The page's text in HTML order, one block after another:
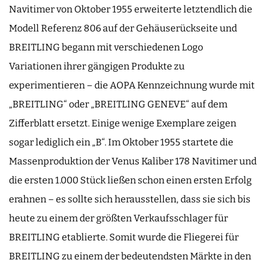
Navitimer von Oktober 1955 erweiterte letztendlich die
Modell Referenz 806 auf der Gehäuserückseite und
BREITLING begann mit verschiedenen Logo
Variationen ihrer gängigen Produkte zu
experimentieren – die AOPA Kennzeichnung wurde mit
„BREITLING“ oder „BREITLING GENEVE“ auf dem
Zifferblatt ersetzt. Einige wenige Exemplare zeigen
sogar lediglich ein „B“. Im Oktober 1955 startete die
Massenproduktion der Venus Kaliber 178 Navitimer und
die ersten 1.000 Stück ließen schon einen ersten Erfolg
erahnen – es sollte sich herausstellen, dass sie sich bis
heute zu einem der größten Verkaufsschlager für
BREITLING etablierte. Somit wurde die Fliegerei für
BREITLING zu einem der bedeutendsten Märkte in den